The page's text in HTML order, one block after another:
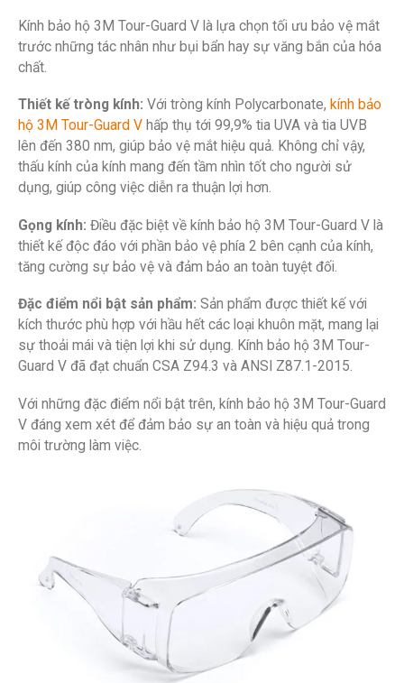
Kính bảo hộ 3M Tour-Guard V là lựa chọn tối ưu bảo vệ mắt
trước những tác nhân như bụi bẩn hay sự văng bắn của hóa
chất.
Thiết kế tròng kính: Với tròng kính Polycarbonate, kính bảo
hộ 3M Tour-Guard V hấp thụ tới 99,9% tia UVA và tia UVB
lên đến 380 nm, giúp bảo vệ mắt hiệu quả. Không chỉ vậy,
thấu kính của kính mang đến tầm nhìn tốt cho người sử
dụng, giúp công việc diễn ra thuận lợi hơn.
Gọng kính: Điều đặc biệt về kính bảo hộ 3M Tour-Guard V là
thiết kế độc đáo với phần bảo vệ phía 2 bên cạnh của kính,
tăng cường sự bảo vệ và đảm bảo an toàn tuyệt đối.
Đặc điểm nổi bật sản phẩm: Sản phẩm được thiết kế với
kích thước phù hợp với hầu hết các loại khuôn mặt, mang lại
sự thoải mái và tiện lợi khi sử dụng. Kính bảo hộ 3M Tour-
Guard V đã đạt chuẩn CSA Z94.3 và ANSI Z87.1-2015.
Với những đặc điểm nổi bật trên, kính bảo hộ 3M Tour-Guard
V đáng xem xét để đảm bảo sự an toàn và hiệu quả trong
môi trường làm việc.